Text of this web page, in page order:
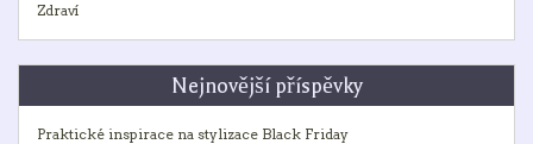
Zdraví
Nejnovější příspěvky
Praktické inspirace na stylizace Black Friday